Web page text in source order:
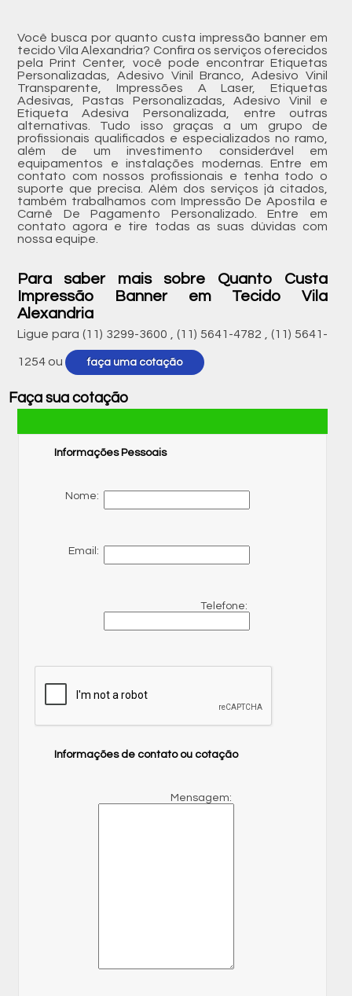
Você busca por quanto custa impressão banner em
tecido Vila Alexandria? Confira os serviços oferecidos
pela Print Center, você pode encontrar Etiquetas
Personalizadas, Adesivo Vinil Branco, Adesivo Vinil
Transparente, Impressões A Laser, Etiquetas
Adesivas, Pastas Personalizadas, Adesivo Vinil e
Etiqueta Adesiva Personalizada, entre outras
alternativas. Tudo isso graças a um grupo de
profissionais qualificados e especializados no ramo,
além de um investimento considerável em
equipamentos e instalações modernas. Entre em
contato com nossos profissionais e tenha todo o
suporte que precisa. Além dos serviços já citados,
também trabalhamos com Impressão De Apostila e
Carnê De Pagamento Personalizado. Entre em
contato agora e tire todas as suas dúvidas com
nossa equipe.
Para saber mais sobre Quanto Custa
Impressão Banner em Tecido Vila
Alexandria
Ligue para (11) 3299-3600 ,(11) 5641-4782 ,(11) 5641-
1254 ou faça uma cotação
Faça sua cotação
Informações Pessoais
Nome:
Email:
Telefone:
Informações de contato ou cotação
Mensagem: